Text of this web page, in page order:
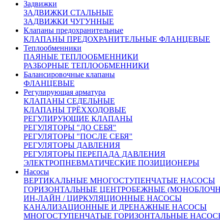
Задвижки
ЗАДВИЖКИ СТАЛЬНЫЕ
ЗАДВИЖКИ ЧУГУННЫЕ
Клапаны предохранительные
КЛАПАНЫ ПРЕДОХРАНИТЕЛЬНЫЕ ФЛАНЦЕВЫЕ
Теплообменники
ПАЯНЫЕ ТЕПЛООБМЕННИКИ
РАЗБОРНЫЕ ТЕПЛООБМЕННИКИ
Балансировочные клапаны
ФЛАНЦЕВЫЕ
Регулирующая арматура
КЛАПАНЫ СЕДЕЛЬНЫЕ
КЛАПАНЫ ТРЁХХОДОВЫЕ
РЕГУЛИРУЮЩИЕ КЛАПАНЫ
РЕГУЛЯТОРЫ "ДО СЕБЯ"
РЕГУЛЯТОРЫ "ПОСЛЕ СЕБЯ"
РЕГУЛЯТОРЫ ДАВЛЕНИЯ
РЕГУЛЯТОРЫ ПЕРЕПАДА ДАВЛЕНИЯ
ЭЛЕКТРОПНЕВМАТИЧЕСКИЕ ПОЗИЦИОНЕРЫ
Насосы
ВЕРТИКАЛЬНЫЕ МНОГОСТУПЕНЧАТЫЕ НАСОСЫ
ГОРИЗОНТАЛЬНЫЕ ЦЕНТРОБЕЖНЫЕ
ИН-ЛАЙН / ЦИРКУЛЯЦИОННЫЕ НАСОСЫ
КАНАЛИЗАЦИОННЫЕ И ДРЕНАЖНЫЕ НАСОСЫ
МНОГОСТУПЕНЧАТЫЕ ГОРИЗОНТАЛЬНЫЕ
МТ, SP «Regada» различных типов исполнения: в
общепромышленном, взрывозащищенном,
умеренном климатическом. Стандартное
исполнение электропривода Regada:
электрическое подсоединение – на клеммную
колодку;
механическое присоединение – фланцевое,
присоединительная муфта – резьбовая;
датчик степени открытия – резисторный
простой (1x100 Ом), токовый (4-20мА) без
источника питания;
указатель положения;
ручной дублер управления.
Технические данные
электропривода:
Тип привода
ST 2
Рабочий ход, мм
50